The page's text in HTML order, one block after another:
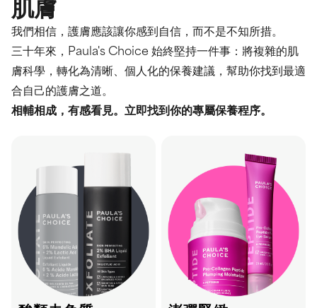
我們相信，護膚應該讓你感到自信，而不是不知所措。
三十年來，Paula's Choice 始終堅持一件事：將複雜的肌
膚科學，轉化為清晰、個人化的保養建議，幫助你找到最適
合自己的護膚之道。
相輔相成，有感看見。立即找到你的專屬保養程序。